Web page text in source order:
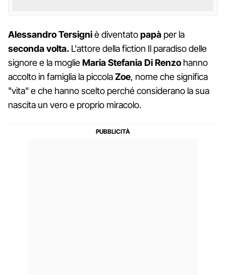
Alessandro Tersigniè diventatopapà per la
seconda volta. L'attore della fiction Il paradiso delle
signore e la moglieMariaStefania Di Renzo hanno
accolto in famiglia la piccolaZoe, nome che significa
"vita" e che hanno scelto perché considerano la sua
nascita un vero e proprio miracolo.